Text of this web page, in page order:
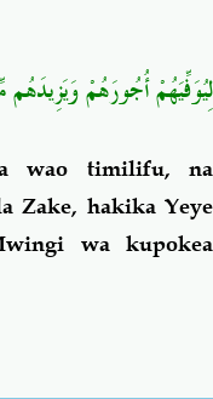
لِيُوَفِّيَهُمْ أُجُورَهُمْ
wao timilifu, na
Zake, hakika Yeye
wa kupokea